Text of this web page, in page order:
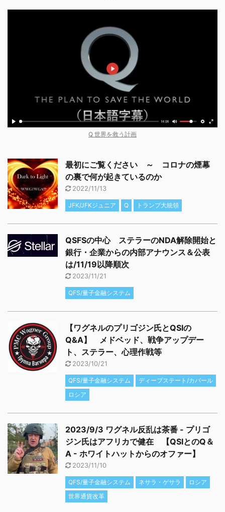
Q 世界を救う計画
最初にご覧ください ～ コロナの煙幕
の裏で何が起きているのか
2022/11/13
JFK/JFKジュニア Q トランプ大統領
QSFSの中心 ステラーのNDA解除開始と
銀行・企業からの内部アナウンス＆公表
は/11/19以降順次
2023/11/21
QFS/量子金融システム
【ワグネルのプリゴジン氏とQSIの
Q&A】 メドベッド、戦争アップデー
ト、ステラー、心理作戦等
2023/10/21
QFS/量子金融システム
ディープステート/カバール
ロシア
2023/9/3 ワグネル反乱は茶番 - プリゴ
ジン氏はアフリカで健在 【QSIとのQ＆
A - ホワイトハットからのオファー】
2023/11/10
QFS/量子金融システム ネサラ・ゲサラ
ロシア
世界通貨改革